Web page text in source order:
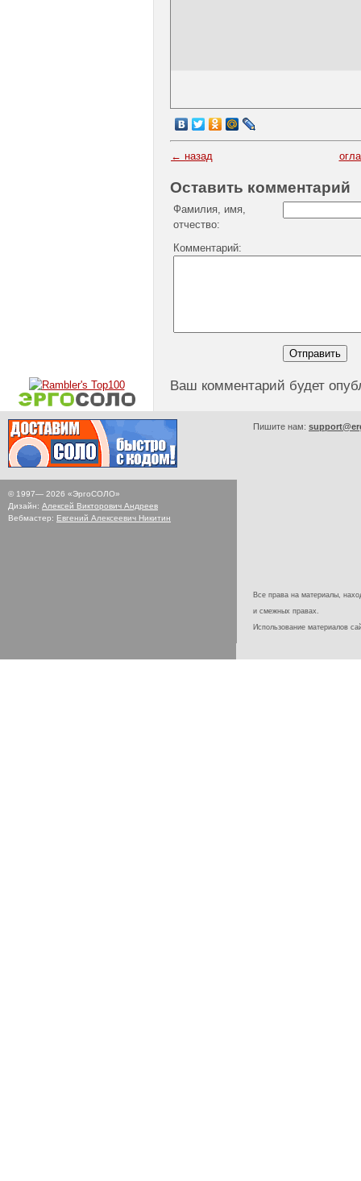
← назад
Оставить комментарий
Фамилия, имя,
отчество:
Комментарий:
Ваш комментарий будет
© 1997— 2026 «ЭргоСОЛО»
Дизайн: Алексей Викторович Андреев
Вебмастер: Евгений Алексеевич Никитин
Пишите нам:
Все права на материалы,
и смежных правах.
Использование материалов